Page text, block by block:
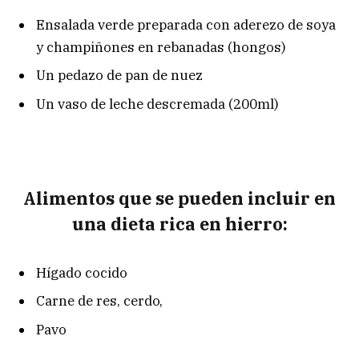
Ensalada verde preparada con aderezo de soya
y champiñones en rebanadas (hongos)
Un pedazo de pan de nuez
Un vaso de leche descremada (200ml)
Alimentos que se pueden incluir en
una dieta rica en hierro:
Hígado cocido
Carne de res, cerdo,
Pavo